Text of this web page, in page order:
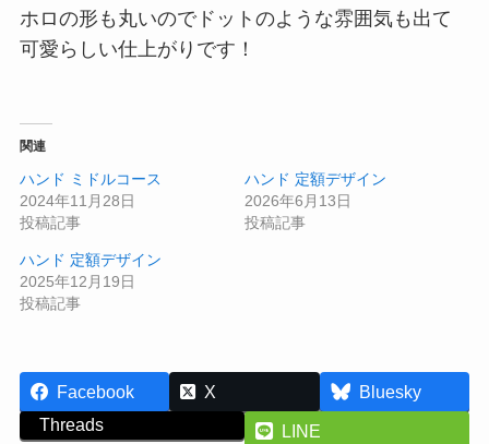
ホロの形も丸いのでドットのような雰囲気も出て
可愛らしい仕上がりです！
関連
ハンド ミドルコース
2024年11月28日
投稿記事
ハンド 定額デザイン
2026年6月13日
投稿記事
ハンド 定額デザイン
2025年12月19日
投稿記事
Facebook X
Bluesky
Threads
LINE